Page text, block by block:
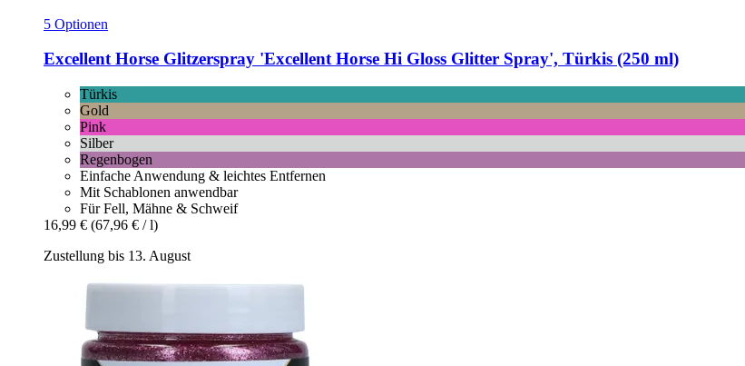
5 Optionen
Excellent Horse Glitzerspray 'Excellent Horse Hi Gloss Glitter Spray', Türkis (250 ml)
Türkis
Gold
Pink
Silber
Regenbogen
Einfache Anwendung & leichtes Entfernen
Mit Schablonen anwendbar
Für Fell, Mähne & Schweif
16,99 € (67,96 € / l)
Zustellung bis 13. August